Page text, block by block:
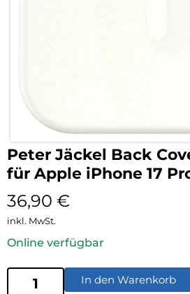
Peter Jäckel Back
für Apple iPhone 17
36,90 €
inkl. MwSt.
Online verfügbar
In den Warenkorb